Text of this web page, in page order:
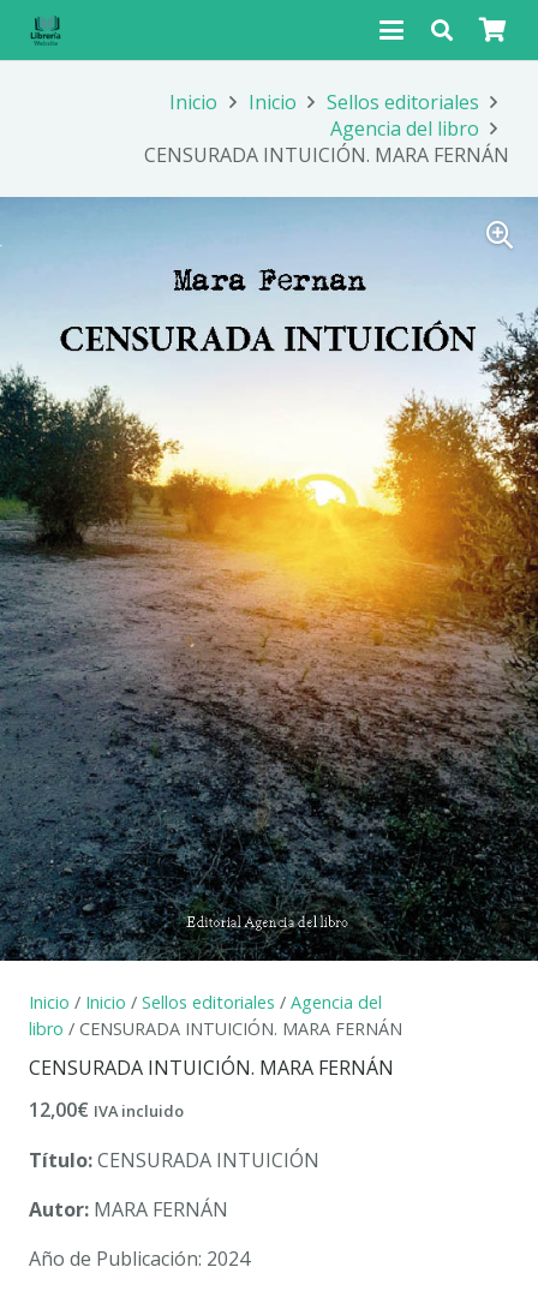
Inicio Inicio
Sellos editoriales
Agencia del libro
CENSURADA INTUICIÓN. MARA FERNÁN
Inicio / Inicio / Sellos editoriales / Agencia del
libro / CENSURADA INTUICIÓN. MARA FERNÁN
CENSURADA INTUICIÓN. MARA FERNÁN
12,00€ IVA incluido
Título:CENSURADA INTUICIÓN
Autor: MARA FERNÁN
Año de Publicación: 2024